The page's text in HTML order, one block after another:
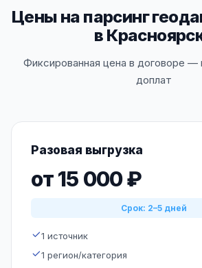
Цены на парсинг
в
Фиксированная цена в договоре —
доплат
Разовая выгрузка
от 15 000 ₽
Срок: 2–5 дней
1 источник
1 регион/категория